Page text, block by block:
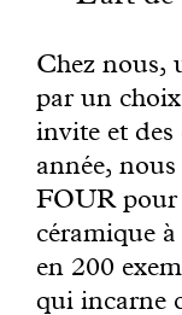
Chez nous,
par un
invite et des
année,
FOUR pour
céramique
en 200
qui incarne